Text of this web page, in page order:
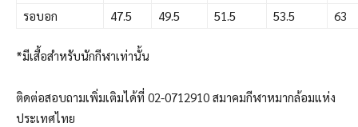
รอบอก
47.5 49.5 51.5 53.5 63
*มีเสื้อสำหรับนักกีฬาเท่านั้น
ติดต่อสอบถามเพิ่มเติมได้ที่ 02-0712910 สมาคมกีฬาหมากล้อมแห่ง
ประเทศไทย